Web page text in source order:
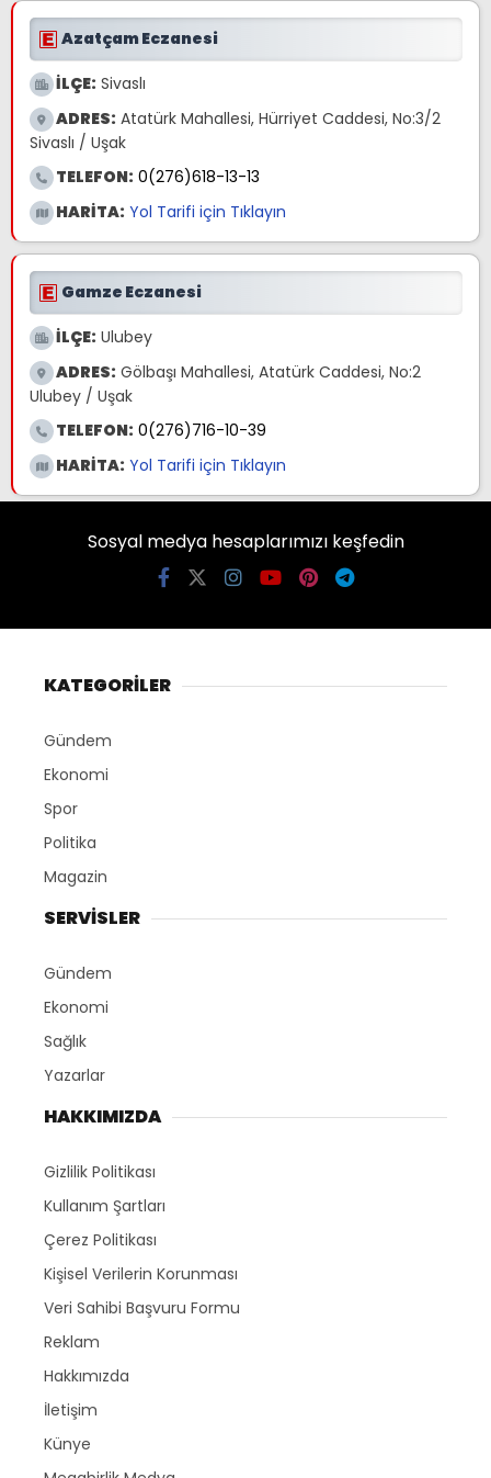
Azatçam Eczanesi
İLÇE: Sivaslı
ADRES: Atatürk Mahallesi, Hürriyet Caddesi, No:3/2
Sivaslı / Uşak
TELEFON: 0(276)618-13-13
HARİTA: Yol Tarifi için Tıklayın
Gamze Eczanesi
İLÇE: Ulubey
ADRES: Gölbaşı Mahallesi, Atatürk Caddesi, No:2
Ulubey / Uşak
TELEFON: 0(276)716-10-39
HARİTA: Yol Tarifi için Tıklayın
Sosyal medya hesaplarımızı keşfedin
KATEGORİLER
Gündem
Ekonomi
Spor
Politika
Magazin
SERVİSLER
Gündem
Ekonomi
Sağlık
Yazarlar
HAKKIMIZDA
Gizlilik Politikası
Kullanım Şartları
Çerez Politikası
Kişisel Verilerin Korunması
Veri Sahibi Başvuru Formu
Reklam
Hakkımızda
İletişim
Künye